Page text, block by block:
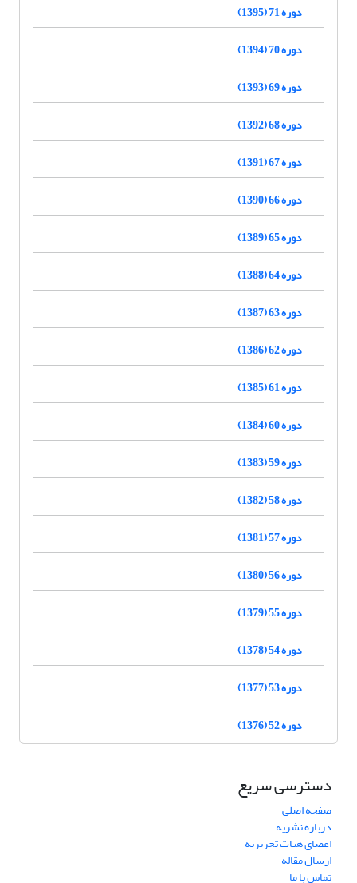
دوره 71 (1395)
دوره 70 (1394)
دوره 69 (1393)
دوره 68 (1392)
دوره 67 (1391)
دوره 66 (1390)
دوره 65 (1389)
دوره 64 (1388)
دوره 63 (1387)
دوره 62 (1386)
دوره 61 (1385)
دوره 60 (1384)
دوره 59 (1383)
دوره 58 (1382)
دوره 57 (1381)
دوره 56 (1380)
دوره 55 (1379)
دوره 54 (1378)
دوره 53 (1377)
دوره 52 (1376)
دسترسی سریع
صفحه اصلی
درباره نشریه
اعضای هیات تحریریه
ارسال مقاله
تماس با ما